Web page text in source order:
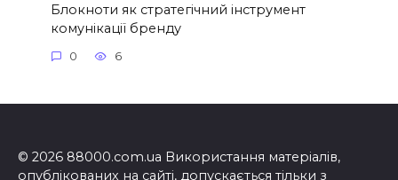
Блокноти як стратегічний інструмент
комунікації бренду
0 6
© 2026 88000.com.ua Використання матеріалів,
опублікованих на сайті, допускається тільки з